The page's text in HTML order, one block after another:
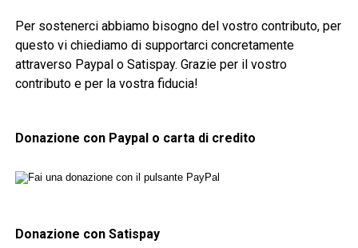
Per sostenerci abbiamo bisogno del vostro contributo, per
questo vi chiediamo di supportarci concretamente
attraverso Paypal o Satispay. Grazie per il vostro
contributo e per la vostra fiducia!
Donazione con Paypal o carta di credito
Donazione con Satispay